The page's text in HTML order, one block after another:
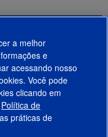
a melhor
e
acessando nosso
Você pode
clicando em
Política de
práticas de